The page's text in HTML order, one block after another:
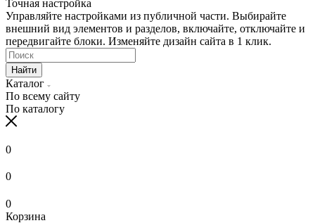
Точная настройка
Управляйте настройками из публичной части. Выбирайте
внешний вид элементов и разделов, включайте, отключайте и
передвигайте блоки. Изменяйте дизайн сайта в 1 клик.
Найти
Каталог
По всему сайту
По каталогу
0
0
0
Корзина